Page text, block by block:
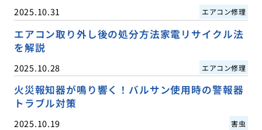
2025.10.31 エアコン修理
エアコン取り外し後の処分方法家電リサイクル法
を解説
2025.10.28 エアコン修理
火災報知器が鳴り響く！バルサン使用時の警報器
トラブル対策
2025.10.19 害虫